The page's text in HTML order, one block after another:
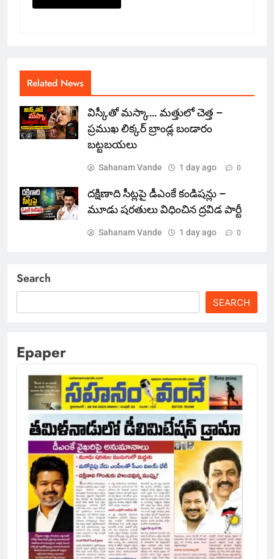
Related News
విస్కీతో మస్కా… మత్తులో చెత్త –
ప్రముఖ లిక్కర్ బ్రాండ్ల బండారం
బట్టబయలు
Sahanam Vande 1 day ago 0
దక్షిణాది సీట్లపై డీఎంకే కండిషన్లు –
మూడు షరతులు విధించిన ద్రవిడ పార్టీ
Sahanam Vande 1 day ago 0
Search
SEARCH
Epaper